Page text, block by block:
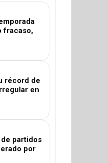
fracaso,
récord de
en
de partidos
por